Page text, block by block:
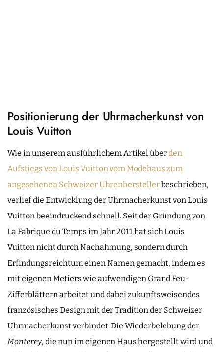
Positionierung der Uhrmacherkunst von
Louis Vuitton
Wie in unserem ausführlichem Artikel überden
Aufstiegs von Louis Vuitton vom Modehaus zum
angesehenen Schweizer Uhrenherstellerbeschrieben,
verlief die Entwicklung der Uhrmacherkunst von Louis
Vuitton beeindruckend schnell. Seit der Gründung von
La Fabrique du Temps im Jahr 2011 hat sich Louis
Vuitton nicht durch Nachahmung, sondern durch
Erfindungsreichtum einen Namen gemacht, indem es
mit eigenen Metiers wie aufwendigen Grand Feu-
Zifferblättern arbeitet und dabei zukunftsweisendes
französisches Design mit der Tradition der Schweizer
Uhrmacherkunst verbindet. Die Wiederbelebung der
Monterey, die nun im eigenen Haus hergestellt wird und